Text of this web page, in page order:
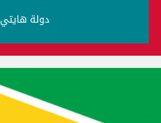
دولة هايتي‎